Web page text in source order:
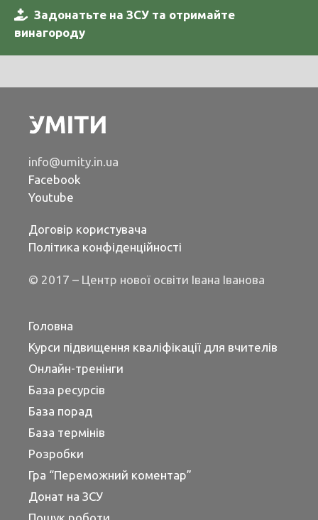
Задонатьте на ЗСУ та отримайте
винагороду
info@umity.in.ua
Facebook
Youtube
Договір користувача
Політика конфіденційності
© 2017 – Центр нової освіти Івана Іванова
Головна
Курси підвищення кваліфікації для вчителів
Онлайн-тренінги
База ресурсів
База порад
База термінів
Розробки
Гра “Переможний коментар”
Донат на ЗСУ